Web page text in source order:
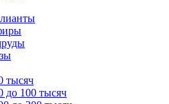
тысяч
до 100 тысяч